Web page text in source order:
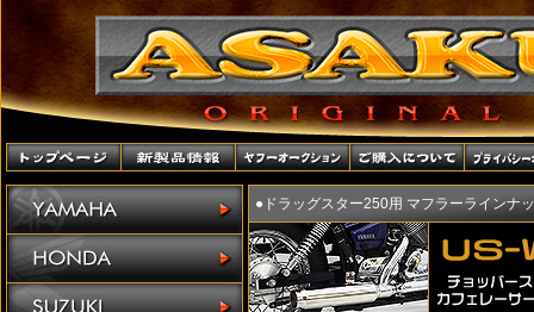
●ドラッグスター250用 マフラーラインナ